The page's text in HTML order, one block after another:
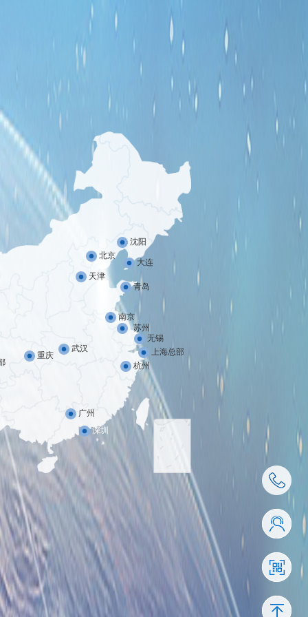
沈阳
北京
大连
天津
青岛
南京
苏州
无锡
武汉
上海总部
重庆
杭州
广州
深圳
4001-